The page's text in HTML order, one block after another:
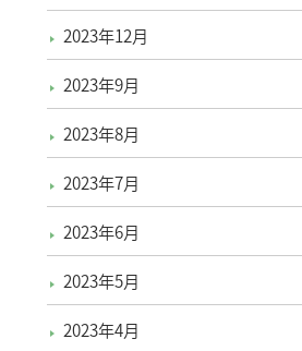
2023年12月
2023年9月
2023年8月
2023年7月
2023年6月
2023年5月
2023年4月